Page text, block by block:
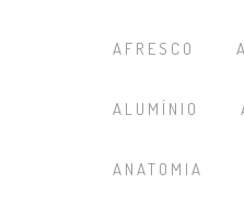
AFRESCO
ALUMÍNIO
ANATOMIA